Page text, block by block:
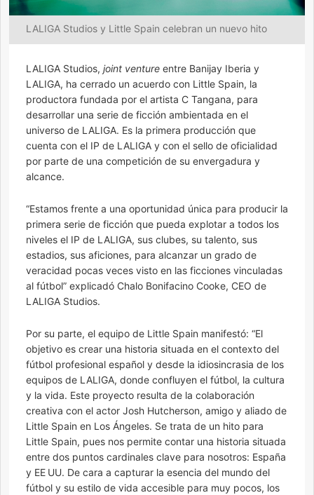
LALIGA Studios y Little Spain celebran un nuevo hito
LALIGA Studios, joint venture entre Banijay Iberia y
LALIGA, ha cerrado un acuerdo con Little Spain, la
productora fundada por el artista C Tangana, para
desarrollar una serie de ficción ambientada en el
universo de LALIGA. Es la primera producción que
cuenta con el IP de LALIGA y con el sello de oficialidad
por parte de una competición de su envergadura y
alcance.
“Estamos frente a una oportunidad única para producir la
primera serie de ficción que pueda explotar a todos los
niveles el IP de LALIGA, sus clubes, su talento, sus
estadios, sus aficiones, para alcanzar un grado de
veracidad pocas veces visto en las ficciones vinculadas
al fútbol” explicadó Chalo Bonifacino Cooke, CEO de
LALIGA Studios.
Por su parte, el equipo de Little Spain manifestó: “El
objetivo es crear una historia situada en el contexto del
fútbol profesional español y desde la idiosincrasia de los
equipos de LALIGA, donde confluyen el fútbol, la cultura
y la vida. Este proyecto resulta de la colaboración
creativa con el actor Josh Hutcherson, amigo y aliado de
Little Spain en Los Ángeles. Se trata de un hito para
Little Spain, pues nos permite contar una historia situada
entre dos puntos cardinales clave para nosotros: España
y EE UU. De cara a capturar la esencia del mundo del
fútbol y su estilo de vida accesible para muy pocos, los